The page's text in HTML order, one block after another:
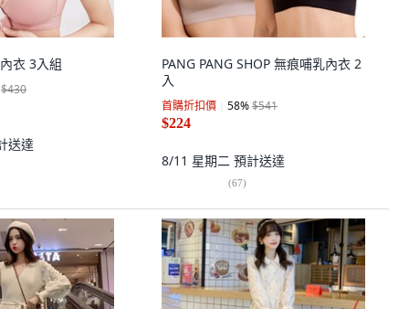
衣 3入組
$430
送達
PANG PANG SHOP 無痕哺乳內衣 2
入
首購折扣價 58%$541
$224
8/11 星期二 預計送達
(67)